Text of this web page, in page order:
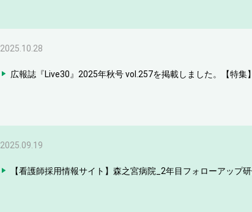
2025.10.28
広報誌『Live30』2025年秋号 vol.257を掲載しました。【特集
2025.09.19
【看護師採用情報サイト】森之宮病院_2年目フォローアップ